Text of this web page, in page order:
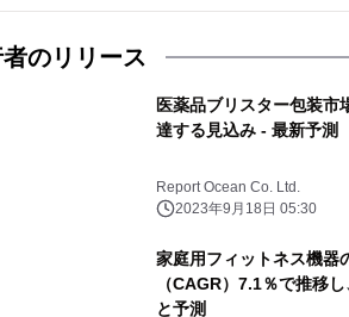
のリリース
医薬品ブリスター包装市
達する見込み - 最新予測
Report Ocean Co. Ltd.
2023年9月18日 05:30
家庭用フィットネス機器
（CAGR）7.1％で推移
と予測